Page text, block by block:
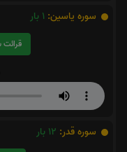
سوره یاسین: 1 بار
قرائت سوره یاسین را تقبل میکنم
سوره قدر: 12 بار